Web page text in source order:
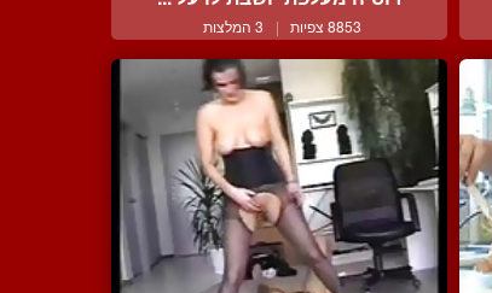
8853 צפיות | 3 המלצות